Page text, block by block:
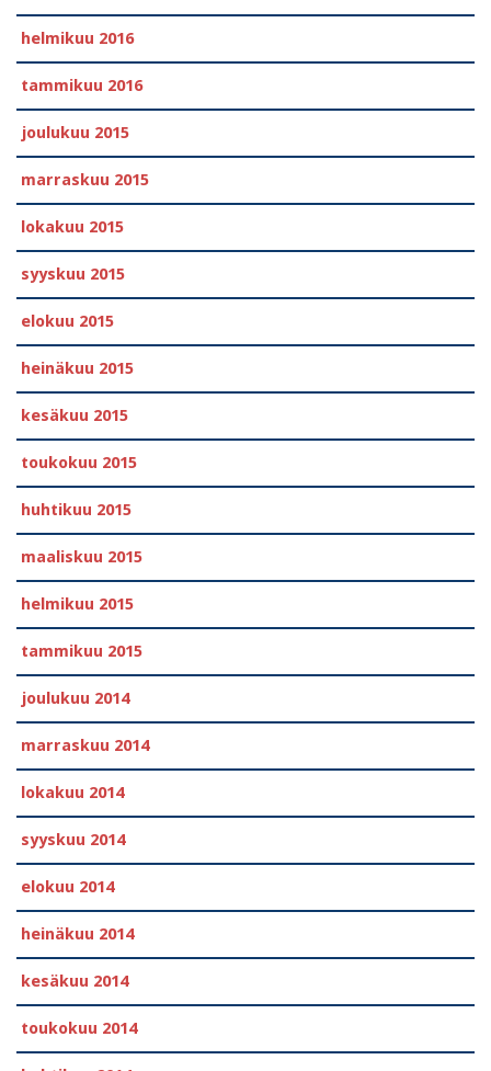
helmikuu 2016
tammikuu 2016
joulukuu 2015
marraskuu 2015
lokakuu 2015
syyskuu 2015
elokuu 2015
heinäkuu 2015
kesäkuu 2015
toukokuu 2015
huhtikuu 2015
maaliskuu 2015
helmikuu 2015
tammikuu 2015
joulukuu 2014
marraskuu 2014
lokakuu 2014
syyskuu 2014
elokuu 2014
heinäkuu 2014
kesäkuu 2014
toukokuu 2014